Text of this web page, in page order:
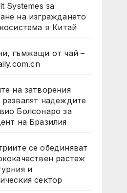
Systemes за
на изграждането
в Китай
гъмжащи от чай –
на затворения
развалят надеждите
Болсонаро за
на Бразилия
се обединяват
растеж
и
сектор